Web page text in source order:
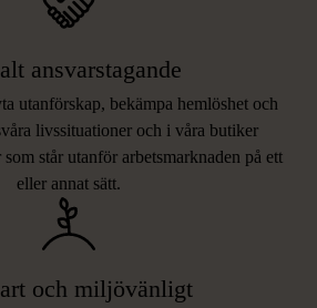
ansvarstagande
utanförskap, bekämpa hemlöshet och
livssituationer och i våra butiker
som står utanför arbetsmarknaden på ett
eller annat sätt.
och miljövänligt